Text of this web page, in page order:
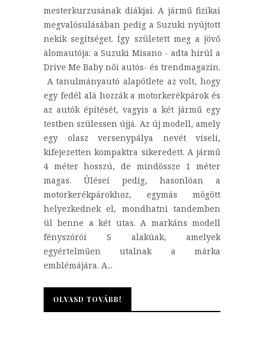
mesterkurzusának diákjai. A jármű fizikai
megvalósulásában pedig a Suzuki nyújtott
nekik segítséget. Így született meg a jövő
álomautója: a Suzuki Misano - adta hírül a
Drive Me Baby női autós- és trendmagazin.
A tanulmányautó alapötlete az volt, hogy
egy fedél alá hozzák a motorkerékpárok és
az autók építését, vagyis a két jármű egy
testben szülessen újjá. Az új modell, amely
egy olasz versenypálya nevét viseli,
kifejezetten kompaktra sikeredett. A jármű
4 méter hosszú, de mindössze 1 méter
magas. Ülései pedig, hasonlóan a
motorkerékpárokhoz, egymás mögött
helyezkednek el, mondhatni tandemben
ül benne a két utas. A markáns modell
fényszórói S alakúak, amelyek
egyértelműen utalnak a márka
emblémájára. A...
OLVASD TOVÁBB!
OLVASD TOVÁBB!